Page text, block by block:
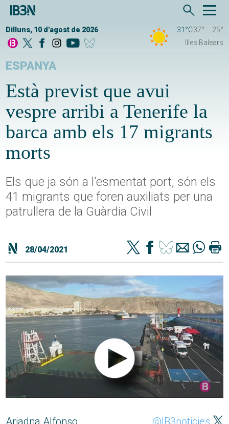
Dilluns, 10 d'agost de 2026 31°C37°
25°
Illes Balears
ESPANYA
Està previst que avui
vespre arribi a Tenerife la
barca amb els 17 migrants
morts
Els que ja són a l'esmentat port, són els
41 migrants que foren auxiliats per una
patrullera de la Guàrdia Civil
28/04/2021